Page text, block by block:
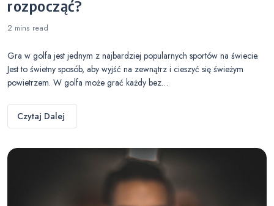
rozpocząć?
2 mins read
Gra w golfa jest jednym z najbardziej popularnych sportów na świecie.
Jest to świetny sposób, aby wyjść na zewnątrz i cieszyć się świeżym
powietrzem. W golfa może grać każdy bez…
Czytaj Dalej